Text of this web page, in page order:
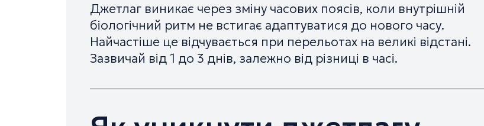
Джетлаг виникає через зміну часових поясів, коли внутрішній
біологічний ритм не встигає адаптуватися до нового часу.
Найчастіше це відчувається при перельотах на великі відстані.
Зазвичай від 1 до 3 днів, залежно від різниці в часі.